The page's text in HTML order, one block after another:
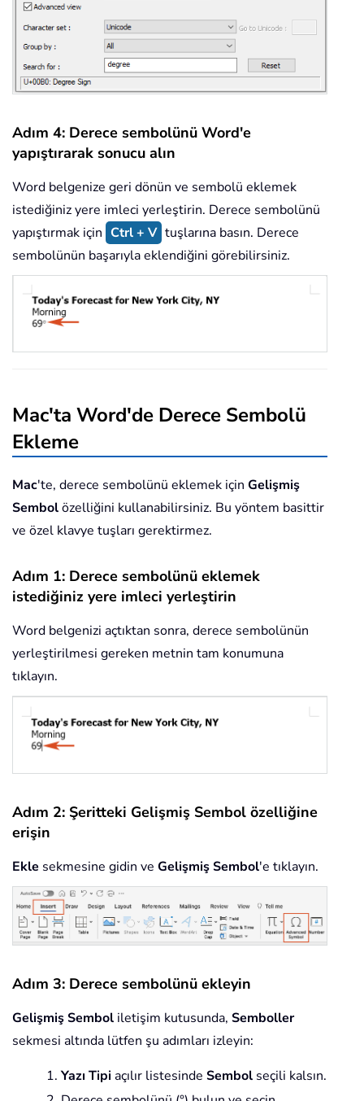
Adım 4: Derece sembolünü Word'e
yapıştırarak sonucu alın
Word belgenize geri dönün ve sembolü eklemek
istediğiniz yere imleci yerleştirin. Derece sembolünü
yapıştırmak için Ctrl + V tuşlarına basın. Derece
sembolünün başarıyla eklendiğini görebilirsiniz.
Mac'ta Word'de Derece Sembolü
Ekleme
Mac'te, derece sembolünü eklemek için Gelişmiş
Sembolözelliğini kullanabilirsiniz. Bu yöntem basittir
ve özel klavye tuşları gerektirmez.
Adım 1: Derece sembolünü eklemek
istediğiniz yere imleci yerleştirin
Word belgenizi açtıktan sonra, derece sembolünün
yerleştirilmesi gereken metnin tam konumuna
tıklayın.
Adım 2: Şeritteki Gelişmiş Sembol özelliğine
erişin
Ekle sekmesine gidin ve Gelişmiş Sembol'e tıklayın.
Adım 3: Derece sembolünü ekleyin
Gelişmiş Sembol iletişim kutusunda, Semboller
sekmesi altında lütfen şu adımları izleyin:
Yazı Tipi açılır listesinde Sembol seçili kalsın.